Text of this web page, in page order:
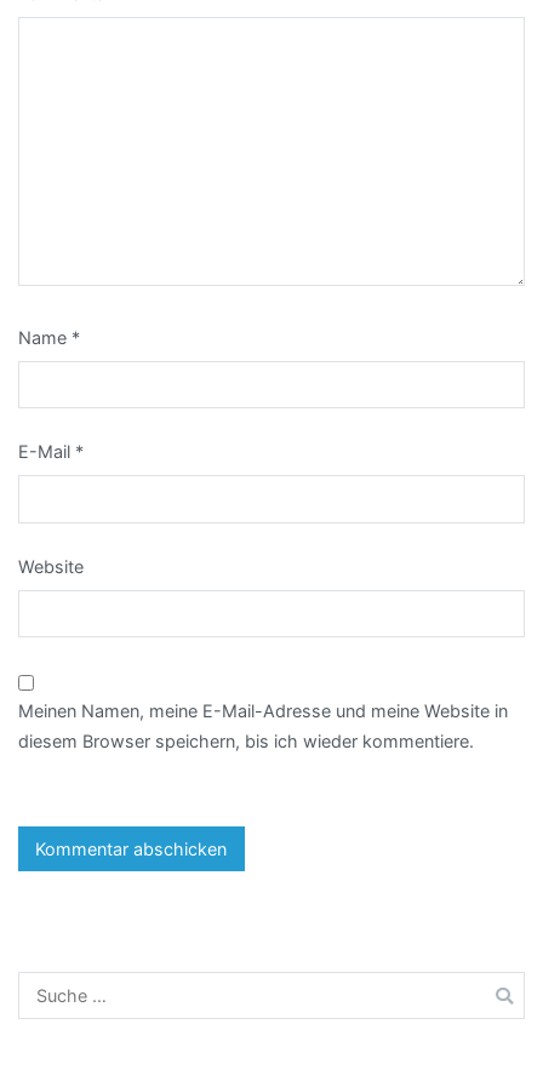
Name *
E-Mail *
Website
Meinen Namen, meine E-Mail-Adresse und meine Website in
diesem Browser speichern, bis ich wieder kommentiere.